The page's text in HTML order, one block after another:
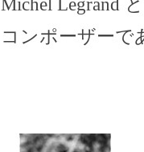
Michel Legrand
コンポーザーで